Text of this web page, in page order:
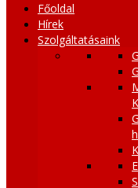
Főoldal
Hírek
Szolgáltatásaink